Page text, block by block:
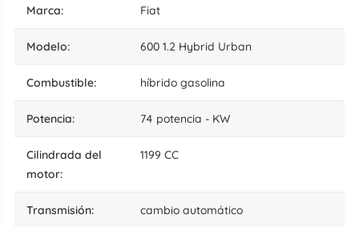
marca: Fiat
modelo: 600 1.2 Hybrid Urban
combustible: híbrido gasolina
potencia: 74 potencia - KW
cilindrada del
motor:
1199 CC
transmisión: cambio automático